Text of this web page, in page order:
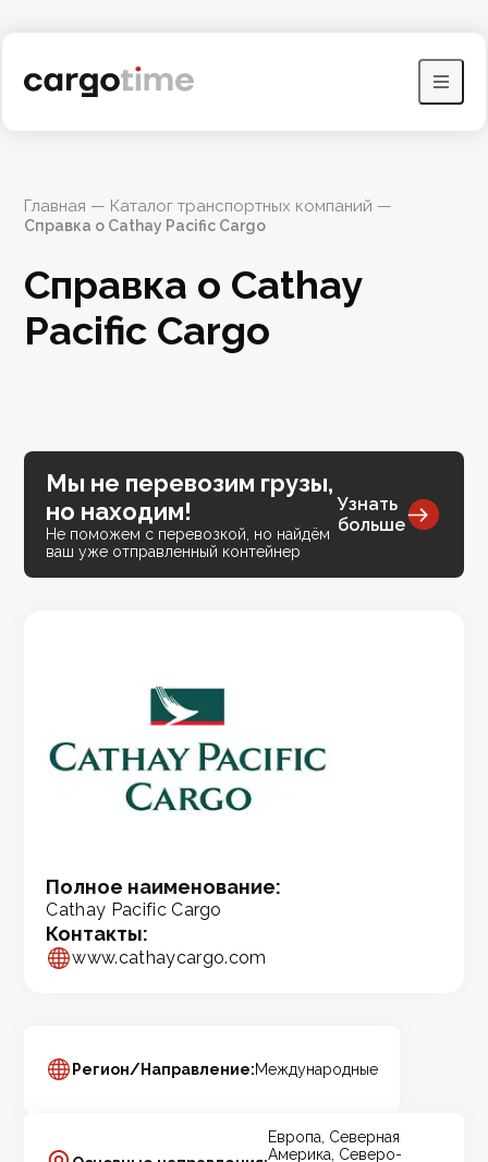
Главная — Каталог транспортных компаний —
Справка о Cathay Pacific Cargo
Справка о Cathay
Pacific Cargo
Полное наименование:
Cathay Pacific Cargo
Контакты:
www.cathaycargo.com
Мы не перевозим грузы,
но находим!
Не поможем с перевозкой, но найдём
ваш уже отправленный контейнер
Узнать
больше
Регион/Направление:Международные
Европа, Северная
Америка, Северо-